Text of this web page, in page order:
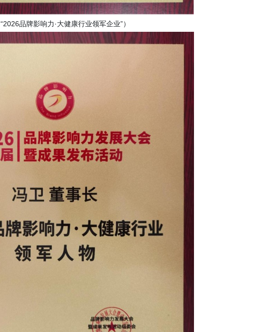
“2026品牌影响力·大健康行业领军企业”）